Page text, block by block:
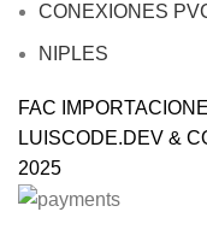
CONEXIONES
NIPLES
FAC
LUISCODE.DEV &
2025